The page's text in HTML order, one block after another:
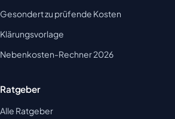
Gesondert zu prüfende Kosten
Klärungsvorlage
Nebenkosten-Rechner 2026
Ratgeber
Alle Ratgeber